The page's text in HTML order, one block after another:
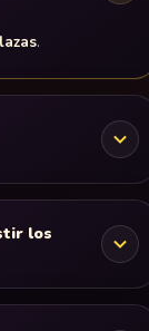
.
en unacarpa
.
están dentro de
los
públicos.